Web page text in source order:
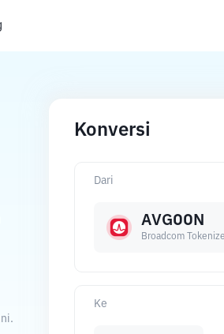
Konversi
Dari
AVGOON
Broadcom
Ke